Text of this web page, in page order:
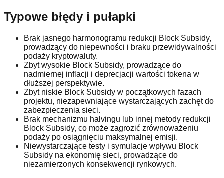
Typowe błędy i pułapki
Brak jasnego harmonogramu redukcji Block Subsidy,
prowadzący do niepewności i braku przewidywalności
podaży kryptowaluty.
Zbyt wysokie Block Subsidy, prowadzące do
nadmiernej inflacji i deprecjacji wartości tokena w
dłuższej perspektywie.
Zbyt niskie Block Subsidy w początkowych fazach
projektu, niezapewniające wystarczających zachęt do
zabezpieczenia sieci.
Brak mechanizmu halvingu lub innej metody redukcji
Block Subsidy, co może zagrozić zrównoważeniu
podaży po osiągnięciu maksymalnej emisji.
Niewystarczające testy i symulacje wpływu Block
Subsidy na ekonomię sieci, prowadzące do
niezamierzonych konsekwencji rynkowych.